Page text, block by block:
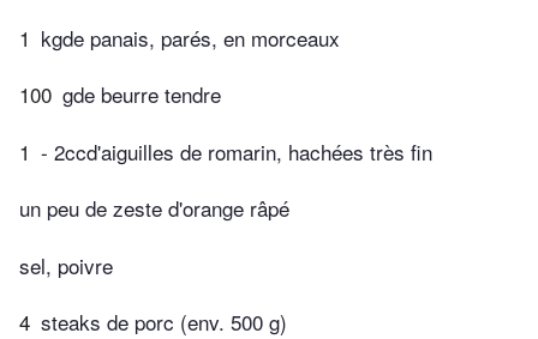
1 kgde panais, parés, en morceaux
100 gde beurre tendre
1 - 2ccd'aiguilles de romarin, hachées très fin
un peu de zeste d'orange râpé
sel, poivre
4 steaks de porc (env. 500 g)